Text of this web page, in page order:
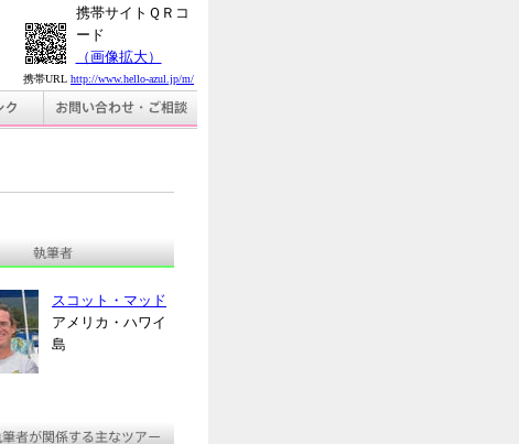
携帯サイトＱＲコ
ード
（画像拡大）
携帯URL http://www.hello-azul.jp/m/
スコット・マッド
アメリカ・ハワイ
島